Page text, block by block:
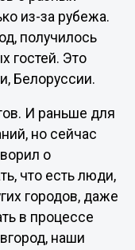
из-за рубежа.
получилось
гостей. Это
Белоруссии.
И раньше для
но сейчас
о
что есть люди,
городов, даже
в процессе
наши